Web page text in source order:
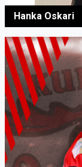
Hanka Oskari